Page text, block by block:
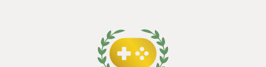
いたことを告げます。 この出来事が、かつてボスとシュンが解
決した37年前の「オホーツク事件」と深い関わりがあるのでは
ないかと考えた二人は共に協力し、謎を解き明かすべく、北海
道・釧路へと向かうことを決意します！舞台はふたたび北海道